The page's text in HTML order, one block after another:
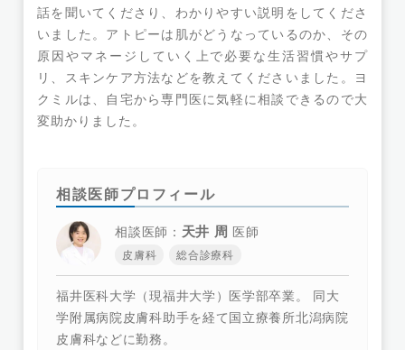
話を聞いてくださり、わかりやすい説明をしてくださ
いました。アトピーは肌がどうなっているのか、その
原因やマネージしていく上で必要な生活習慣やサプ
リ、スキンケア方法などを教えてくださいました。ヨ
クミルは、自宅から専門医に気軽に相談できるので大
変助かりました。
相談医師プロフィール
相談医師： 天井 周 医師
皮膚科 総合診療科
福井医科大学（現福井大学）医学部卒業。 同大
学附属病院皮膚科助手を経て国立療養所北潟病院
皮膚科などに勤務。